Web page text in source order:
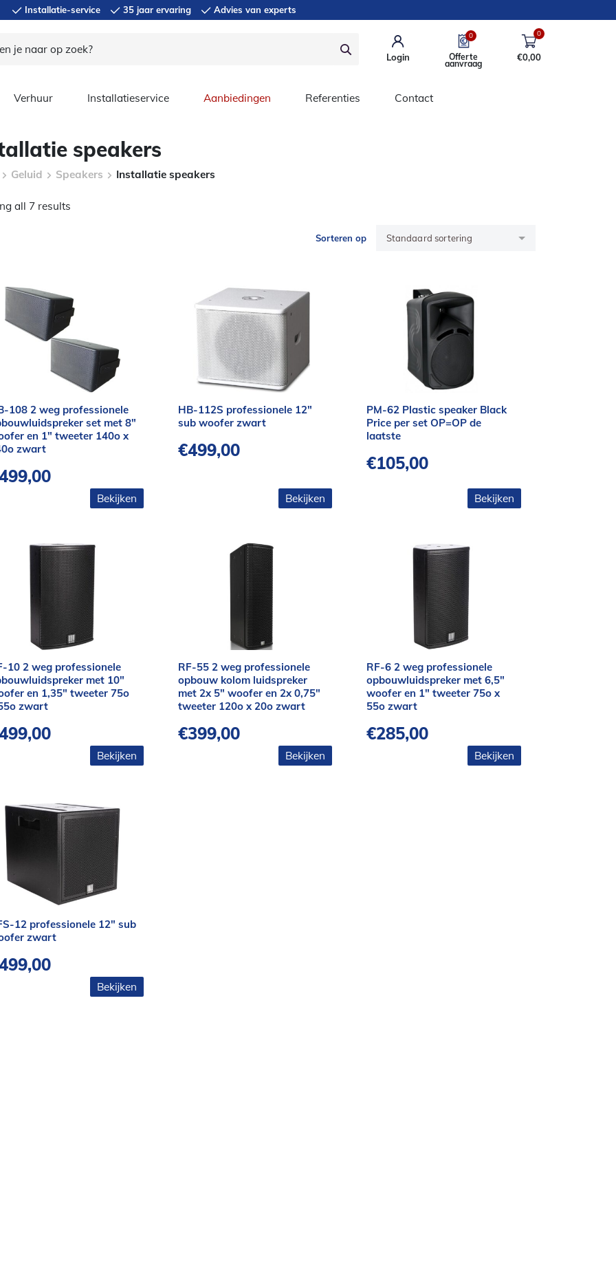
Installatie-service 35 jaar ervaring Advies van experts
Login
0
Offerte
aanvraag
0
€0,00
Verhuur Installatieservice Aanbiedingen Referenties Contact
speakers
Geluid Speakers Installatie speakers
all 7 results
Sorteren op
108 2 weg professionele
set met 8″
en 1″ tweeter 140o x
zwart
Bekijken
HB-112S professionele 12″
sub woofer zwart
€499,00
Bekijken
PM-62 Plastic speaker Black
Price per set OP=OP de
laatste
€105,00
Bekijken
10 2 weg professionele
met 10″
en 1,35″ tweeter 75o
zwart
Bekijken
RF-55 2 weg professionele
opbouw kolom luidspreker
met 2x 5″ woofer en 2x 0,75″
tweeter 120o x 20o zwart
€399,00
Bekijken
RF-6 2 weg professionele
opbouwluidspreker met 6,5″
woofer en 1″ tweeter 75o x
55o zwart
€285,00
Bekijken
12 professionele 12″ sub
zwart
Bekijken